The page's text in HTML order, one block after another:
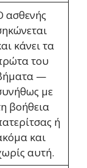
ασθενής
κάνει τα
του
—
με
βοήθεια
ή
και
αυτή.